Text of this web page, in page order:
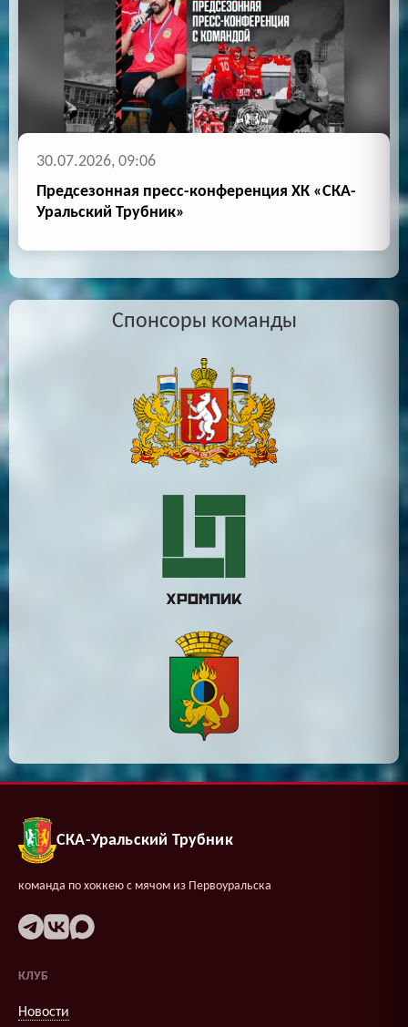
30.07.2026, 09:06
Предсезонная пресс-конференция ХК «СКА-
Уральский Трубник»
Спонсоры команды
СКА-Уральский Трубник
команда по хоккею с мячом из Первоуральска
КЛУБ
Новости